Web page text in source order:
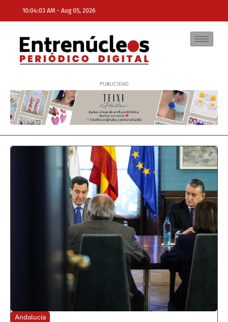
10:04:03 AM - Aug 05, 2026
NE
Andalucía